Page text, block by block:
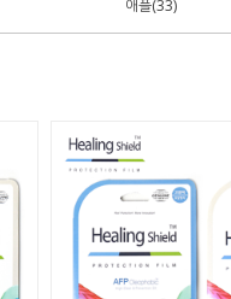
애플(33)